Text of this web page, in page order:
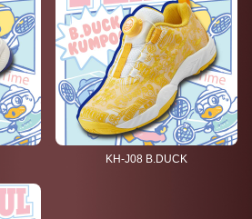
KH-J08 B.DUCK